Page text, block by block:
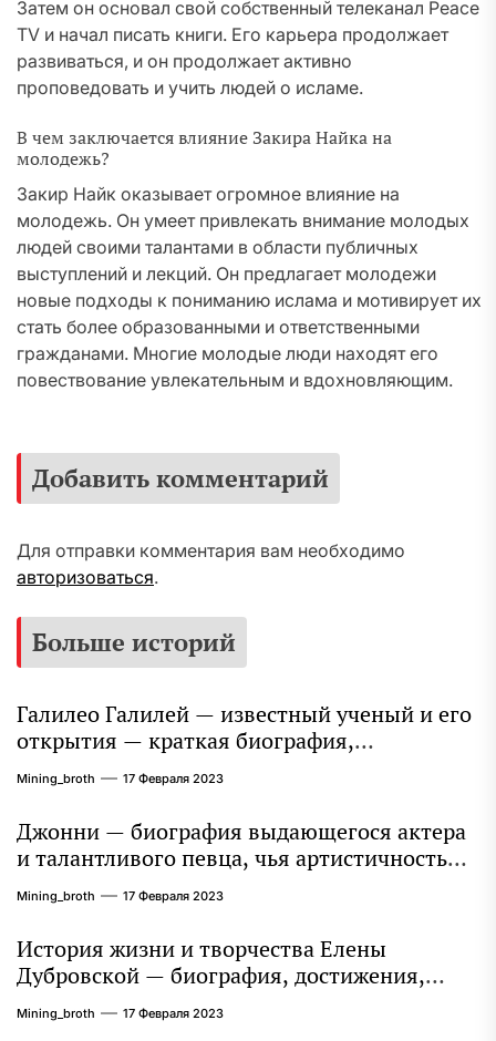
Затем он основал свой собственный телеканал Peace
TV и начал писать книги. Его карьера продолжает
развиваться, и он продолжает активно
проповедовать и учить людей о исламе.
В чем заключается влияние Закира Найка на
молодежь?
Закир Найк оказывает огромное влияние на
молодежь. Он умеет привлекать внимание молодых
людей своими талантами в области публичных
выступлений и лекций. Он предлагает молодежи
новые подходы к пониманию ислама и мотивирует их
стать более образованными и ответственными
гражданами. Многие молодые люди находят его
повествование увлекательным и вдохновляющим.
Добавить комментарий
Для отправки комментария вам необходимо
авторизоваться.
Больше историй
Галилео Галилей — известный ученый и его
открытия — краткая биография,
достижения и вклад в науку
Mining_broth 17 Февраля 2023
Джонни — биография выдающегося актера
и талантливого певца, чья артистичность
захватывает миллионы сердец
Mining_broth 17 Февраля 2023
История жизни и творчества Елены
Дубровской — биография, достижения,
интересные факты
Mining_broth 17 Февраля 2023